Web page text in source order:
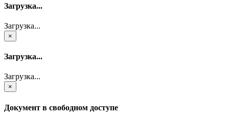
Загрузка...
Загрузка...
×
Загрузка...
Загрузка...
×
Документ в свободном доступе